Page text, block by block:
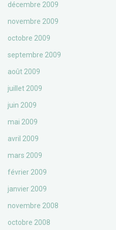
décembre 2009
novembre 2009
octobre 2009
septembre 2009
août 2009
juillet 2009
juin 2009
mai 2009
avril 2009
mars 2009
février 2009
janvier 2009
novembre 2008
octobre 2008